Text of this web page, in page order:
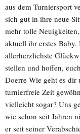
aus dem Turniersport
sich gut in ihre neue
mehr tolle
aktuell ihr erstes
allerherzlichste
stellen und hoffen,
Doerre Wie geht es
turnierfreie Zeit
vielleicht sogar? Uns
wie schon seit Jahren
er seit seiner